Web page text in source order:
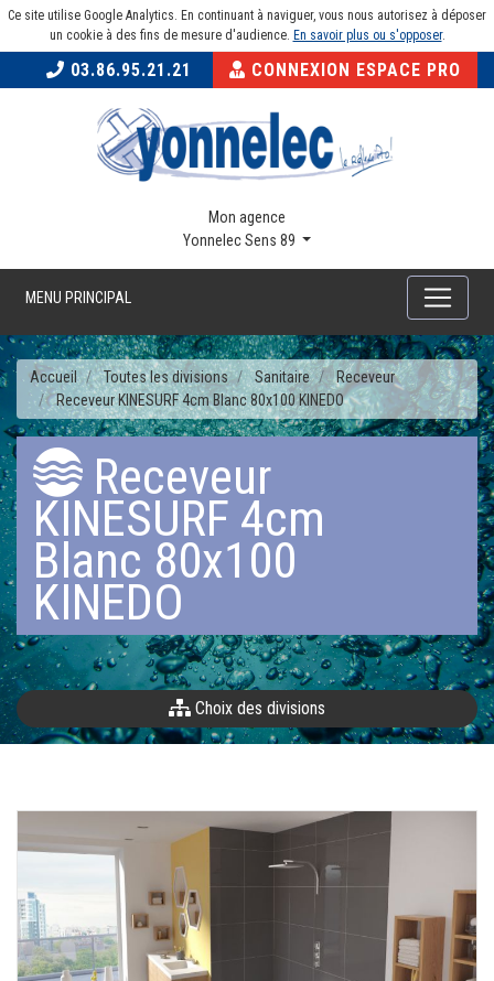
Ce site utilise Google Analytics. En continuant à naviguer, vous nous autorisez à déposer
un cookie à des fins de mesure d'audience. En savoir plus ou s'opposer.
03.86.95.21.21 CONNEXION ESPACE PRO
Mon agence
Yonnelec Sens 89
MENU PRINCIPAL
Accueil Toutes les divisions Sanitaire
Receveur
Receveur KINESURF 4cm Blanc 80x100 KINEDO
Receveur
KINESURF 4cm
Blanc 80x100
KINEDO
Choix des divisions